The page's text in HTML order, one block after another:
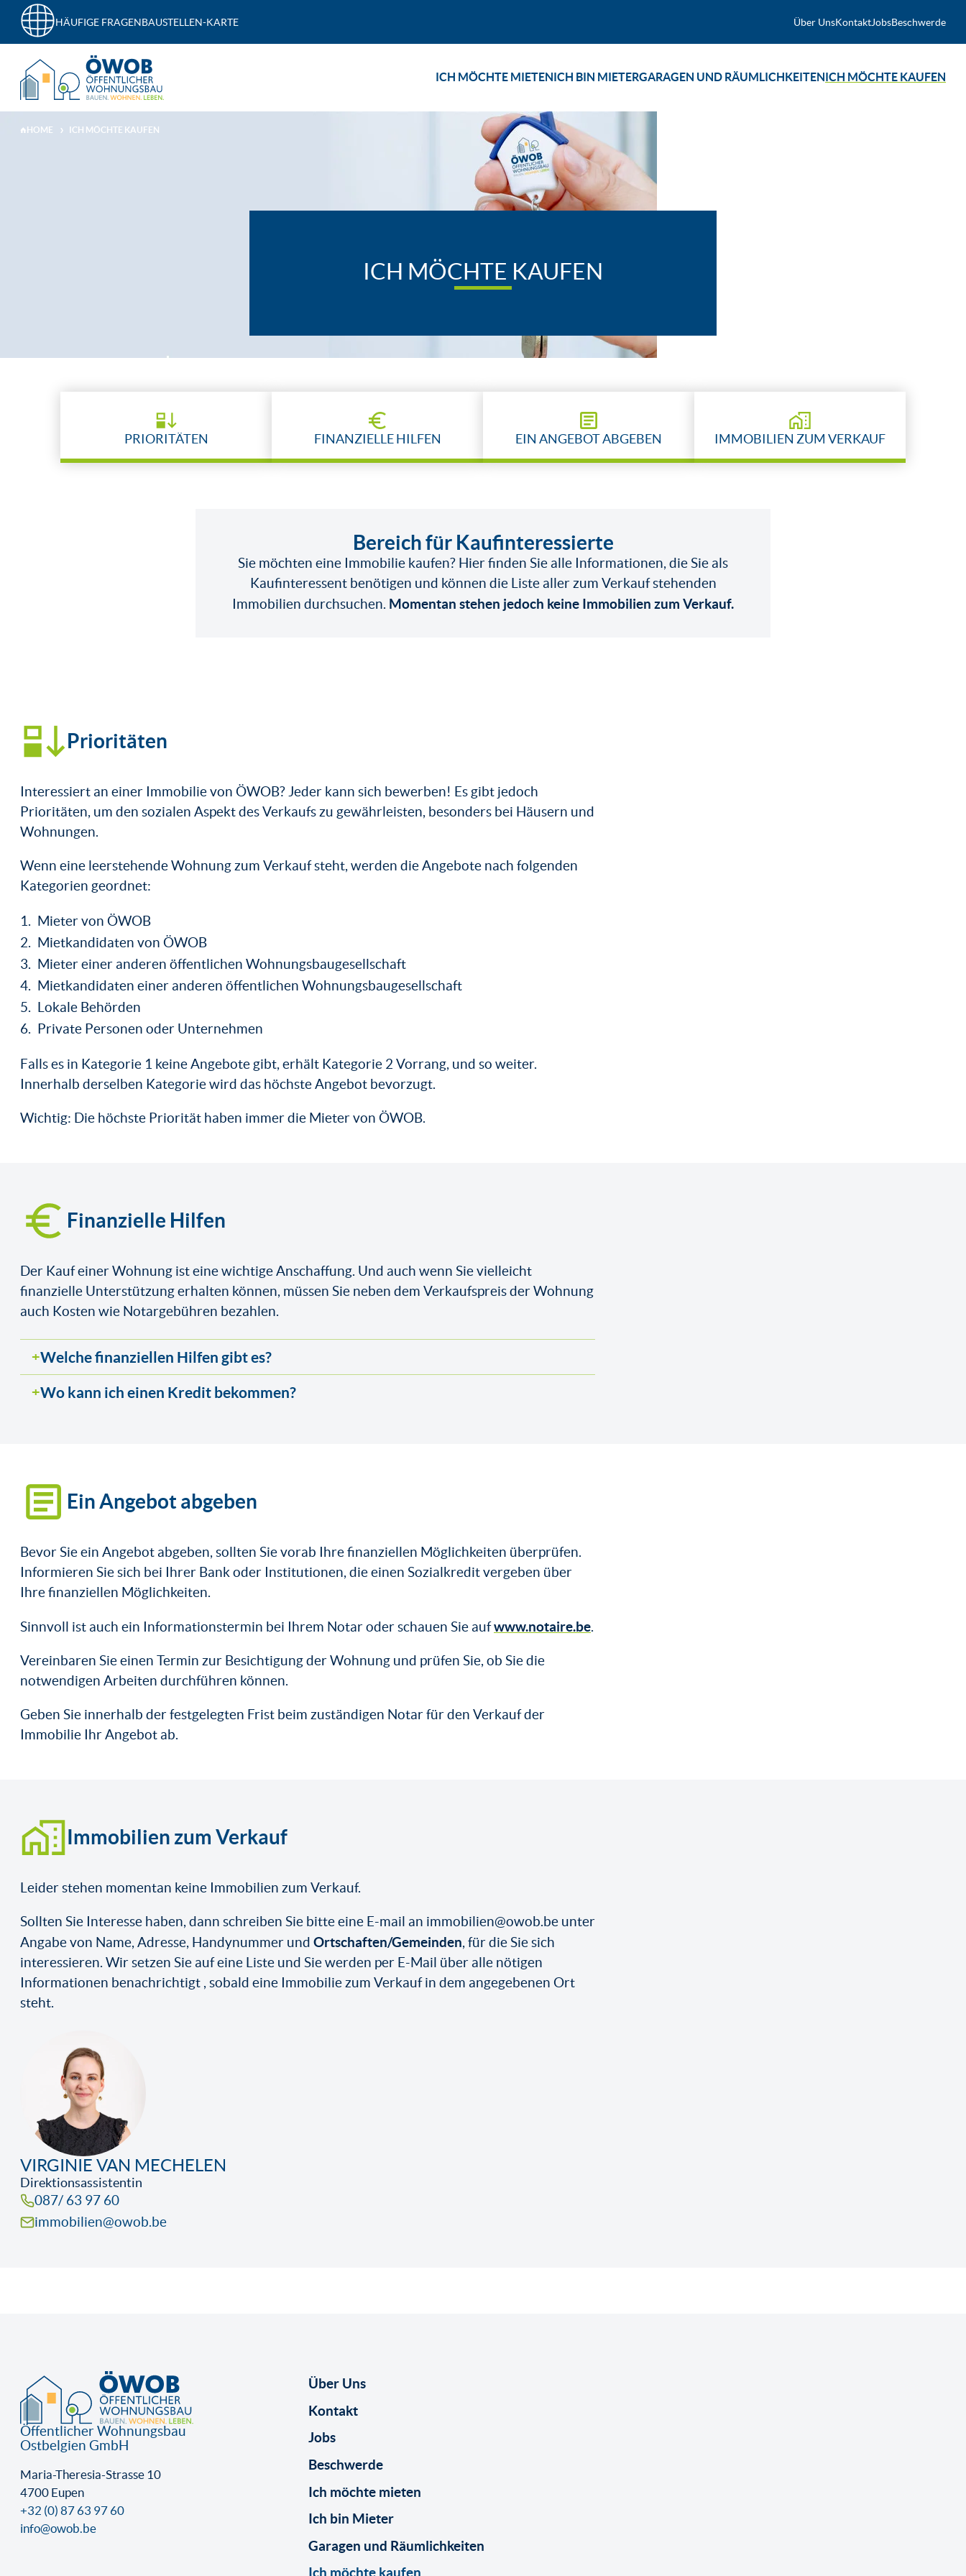
HÄUFIGE FRAGENBAUSTELLEN-KARTE Über UnsKontaktJobsBeschwerde
ICH MÖCHTE MIETEN ICH BIN MIETERGARAGEN UND RÄUMLICHKEITEN ICH MÖCHTE KAUFEN
HOME ICH MÖCHTE KAUFEN
ICH MÖCHTE KAUFEN
PRIORITÄTEN FINANZIELLE HILFEN EIN ANGEBOT ABGEBEN IMMOBILIEN ZUM VERKAUF
Bereich für Kaufinteressierte
Sie möchten eine Immobilie kaufen? Hier finden Sie alle Informationen, die Sie als
Kaufinteressent benötigen und können die Liste aller zum Verkauf stehenden
Immobilien durchsuchen. Momentan stehen jedoch keine Immobilien zum Verkauf.
Prioritäten
Interessiert an einer Immobilie von ÖWOB? Jeder kann sich bewerben! Es gibt jedoch
Prioritäten, um den sozialen Aspekt des Verkaufs zu gewährleisten, besonders bei Häusern und
Wohnungen.
Wenn eine leerstehende Wohnung zum Verkauf steht, werden die Angebote nach folgenden
Kategorien geordnet:
Mieter von ÖWOB
Mietkandidaten von ÖWOB
Mieter einer anderen öffentlichen Wohnungsbaugesellschaft
Mietkandidaten einer anderen öffentlichen Wohnungsbaugesellschaft
Lokale Behörden
Private Personen oder Unternehmen
Falls es in Kategorie 1 keine Angebote gibt, erhält Kategorie 2 Vorrang, und so weiter.
Innerhalb derselben Kategorie wird das höchste Angebot bevorzugt.
Wichtig: Die höchste Priorität haben immer die Mieter von ÖWOB.
Finanzielle Hilfen
Der Kauf einer Wohnung ist eine wichtige Anschaffung. Und auch wenn Sie vielleicht
finanzielle Unterstützung erhalten können, müssen Sie neben dem Verkaufspreis der Wohnung
auch Kosten wie Notargebühren bezahlen.
Welche finanziellen Hilfen gibt es?
Wo kann ich einen Kredit bekommen?
Ein Angebot abgeben
Bevor Sie ein Angebot abgeben, sollten Sie vorab Ihre finanziellen Möglichkeiten überprüfen.
Informieren Sie sich bei Ihrer Bank oder Institutionen, die einen Sozialkredit vergeben über
Ihre finanziellen Möglichkeiten.
Sinnvoll ist auch ein Informationstermin bei Ihrem Notar oder schauen Sie aufwww.notaire.be.
Vereinbaren Sie einen Termin zur Besichtigung der Wohnung und prüfen Sie, ob Sie die
notwendigen Arbeiten durchführen können.
Geben Sie innerhalb der festgelegten Frist beim zuständigen Notar für den Verkauf der
Immobilie Ihr Angebot ab.
Immobilien zum Verkauf
Leider stehen momentan keine Immobilien zum Verkauf.
Sollten Sie Interesse haben, dann schreiben Sie bitte eine E-mail an immobilien@owob.be unter
Angabe von Name, Adresse, Handynummer und Ortschaften/Gemeinden, für die Sie sich
interessieren. Wir setzen Sie auf eine Liste und Sie werden per E-Mail über alle nötigen
Informationen benachrichtigt , sobald eine Immobilie zum Verkauf in dem angegebenen Ort
steht.
VIRGINIE VAN MECHELEN
Direktionsassistentin
087/ 63 97 60
immobilien@owob.be
Öffentlicher Wohnungsbau
Ostbelgien GmbH
Maria-Theresia-Strasse 10
4700 Eupen
+32 (0) 87 63 97 60
info@owob.be
Über Uns
Kontakt
Jobs
Beschwerde
Ich möchte mieten
Ich bin Mieter
Garagen und Räumlichkeiten
Ich möchte kaufen
IMMOBILIEN ZUM VERKAUF